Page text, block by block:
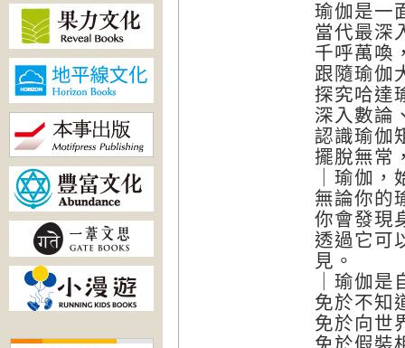
瑜伽是一
當代最深
千呼萬喚
跟隨瑜伽
探究哈達
深入數論
認識瑜伽
擺脫無常
｜瑜伽
無論你的
你會發現
透過它可
見。
｜瑜伽是
免於不知
免於向世